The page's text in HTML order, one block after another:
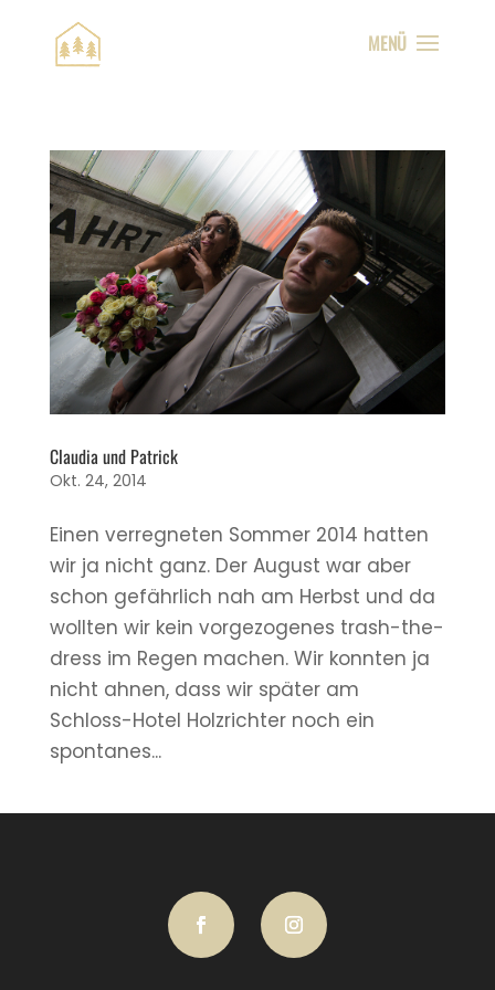
Claudia und Patrick
Okt. 24, 2014
Einen verregneten Sommer 2014 hatten
wir ja nicht ganz. Der August war aber
schon gefährlich nah am Herbst und da
wollten wir kein vorgezogenes trash-the-
dress im Regen machen. Wir konnten ja
nicht ahnen, dass wir später am
Schloss-Hotel Holzrichter noch ein
spontanes...